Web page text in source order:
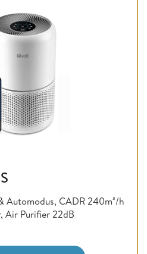
Automodus, CADR 240m³/h
Air Purifier 22dB